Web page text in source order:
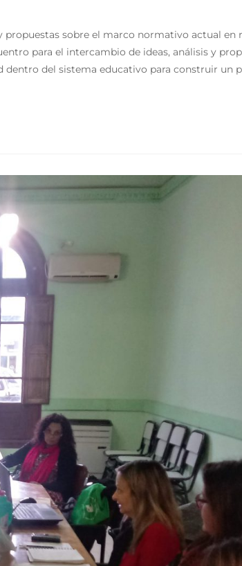
sobre el marco normativo actual en
para el intercambio de ideas, análisis y
dentro del sistema educativo para construir un